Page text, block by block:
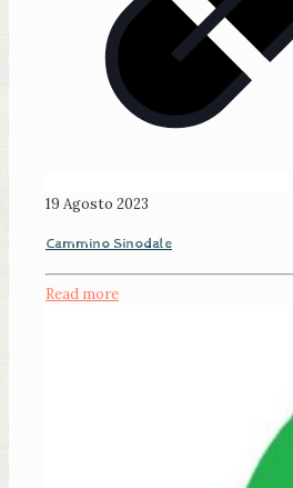
19 Agosto 2023
Cammino Sinodale
Read more